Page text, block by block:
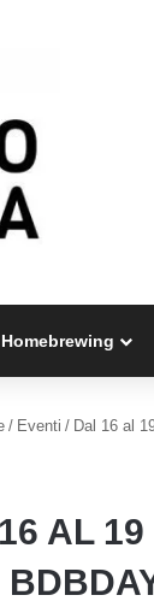
Homebrewing
/ Eventi / Dal 16 al
AL